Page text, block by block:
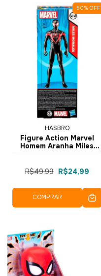
50% OFF
HASBRO
Figure Action Marvel
Homem Aranha Miles
R$49,99 R$24,99
COMPRAR